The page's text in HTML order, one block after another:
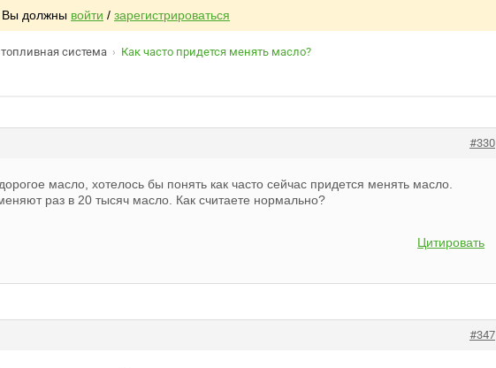
Вы должны войти / зарегистрироваться
система › Как часто придется менять масло?
#330
масло, хотелось бы понять как часто сейчас придется менять масло.
раз в 20 тысяч масло. Как считаете нормально?
Цитировать
#347